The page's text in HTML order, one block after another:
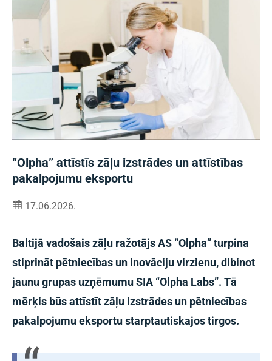
“Olpha” attīstīs zāļu izstrādes un attīstības
pakalpojumu eksportu
17.06.2026.
Baltijā vadošais zāļu ražotājs AS “Olpha” turpina
stiprināt pētniecības un inovāciju virzienu, dibinot
jaunu grupas uzņēmumu SIA “Olpha Labs”. Tā
mērķis būs attīstīt zāļu izstrādes un pētniecības
pakalpojumu eksportu starptautiskajos tirgos.